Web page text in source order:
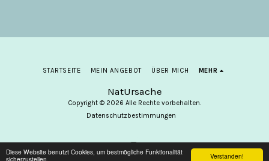
Verstanden!
Diese Website benutzt Cookies, um bestmögliche Funktionalität
sicherzustellen.
NatUrsache
Copyright © 2026 Alle Rechte vorbehalten.
Datenschutzbestimmungen
STARTSEITE MEIN ANGEBOT ÜBER MICH MEHR